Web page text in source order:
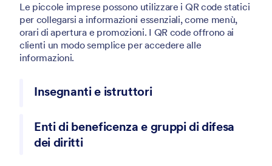
Le piccole imprese possono utilizzare i QR code statici
per collegarsi a informazioni essenziali, come menù,
orari di apertura e promozioni. I QR code offrono ai
clienti un modo semplice per accedere alle
informazioni.
Insegnanti e istruttori
I QR code statici aiutano insegnanti e docenti nella
distribuzione di materiali didattici, link per compiti e
moduli di feedback. Gli educatori possono includere i
Enti di beneficenza e gruppi di difesa
dei diritti